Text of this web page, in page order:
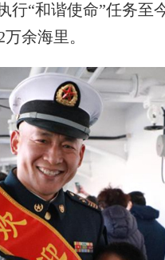
“和谐使命”任务至
余海里。